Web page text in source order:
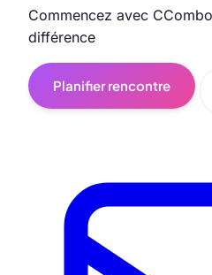
Commencez avec
différence
Planifier rencontre